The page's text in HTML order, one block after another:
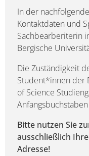
In der
Kontaktdaten und
Sachbearberiterin
Bergische
Die Zuständigkeit
Student*innen der
of Science
Bitte nutzen Sie
ausschließlich
Adresse!